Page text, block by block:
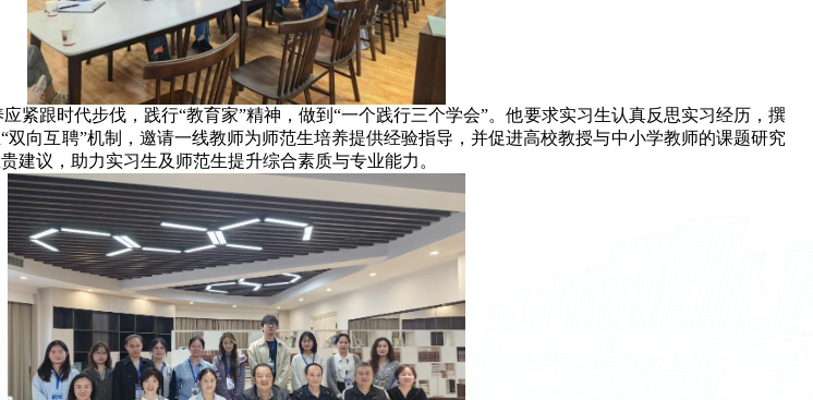
紧跟时代步伐，践行“教育家”精神，做到“一个践行三个学会”。他要求实习生认真反思实习经历，撰
向互聘”机制，邀请一线教师为师范生培养提供经验指导，并促进高校教授与中小学教师的课题研究
建议，助力实习生及师范生提升综合素质与专业能力。